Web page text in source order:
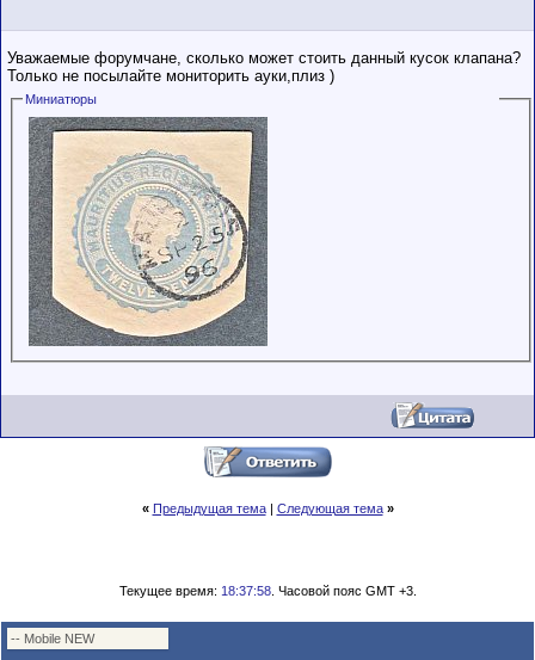
Уважаемые форумчане, сколько может стоить данный кусок клапана?
Только не посылайте мониторить ауки,плиз )
Миниатюры
« Предыдущая тема| Следующая тема »
Текущее время: 18:37:58. Часовой пояс GMT +3.